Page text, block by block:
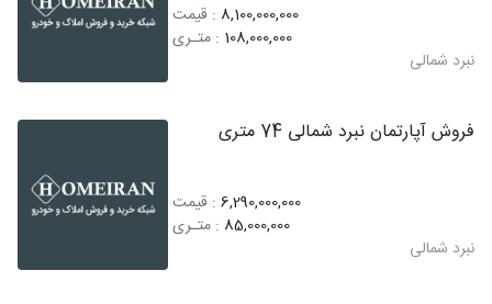
8,100,000,000 : قیمت
108,000,000 : متـری
نبرد شمالی
فروش آپارتمان نبرد شمالی 74 متری
6,290,000,000 : قیمت
85,000,000 : متـری
نبرد شمالی